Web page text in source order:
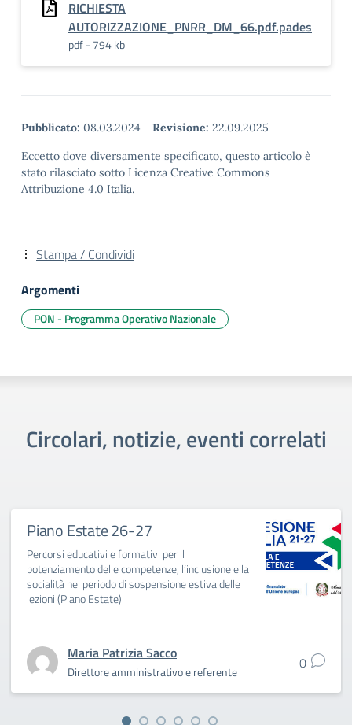
RICHIESTA
AUTORIZZAZIONE_PNRR_DM_66.pdf.pades
pdf - 794 kb
Pubblicato: 08.03.2024 - Revisione: 22.09.2025
Eccetto dove diversamente specificato, questo articolo è
stato rilasciato sotto Licenza Creative Commons
Attribuzione 4.0 Italia.
Stampa / Condividi
Argomenti
PON - Programma Operativo Nazionale
Circolari, notizie, eventi correlati
Piano Estate 26-27
Percorsi educativi e formativi per il
potenziamento delle competenze, l’inclusione e la
socialità nel periodo di sospensione estiva delle
lezioni (Piano Estate)
Maria Patrizia Sacco
Direttore amministrativo e referente 0